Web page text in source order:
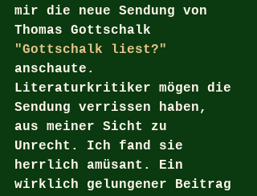
mir die neue Sendung von
Thomas Gottschalk
"Gottschalk liest?"
anschaute.
Literaturkritiker mögen die
Sendung verrissen haben,
aus meiner Sicht zu
Unrecht. Ich fand sie
herrlich amüsant. Ein
wirklich gelungener Beitrag